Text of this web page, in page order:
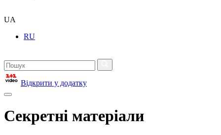
UA
RU
Відкрити у додатку
Секретні матеріали